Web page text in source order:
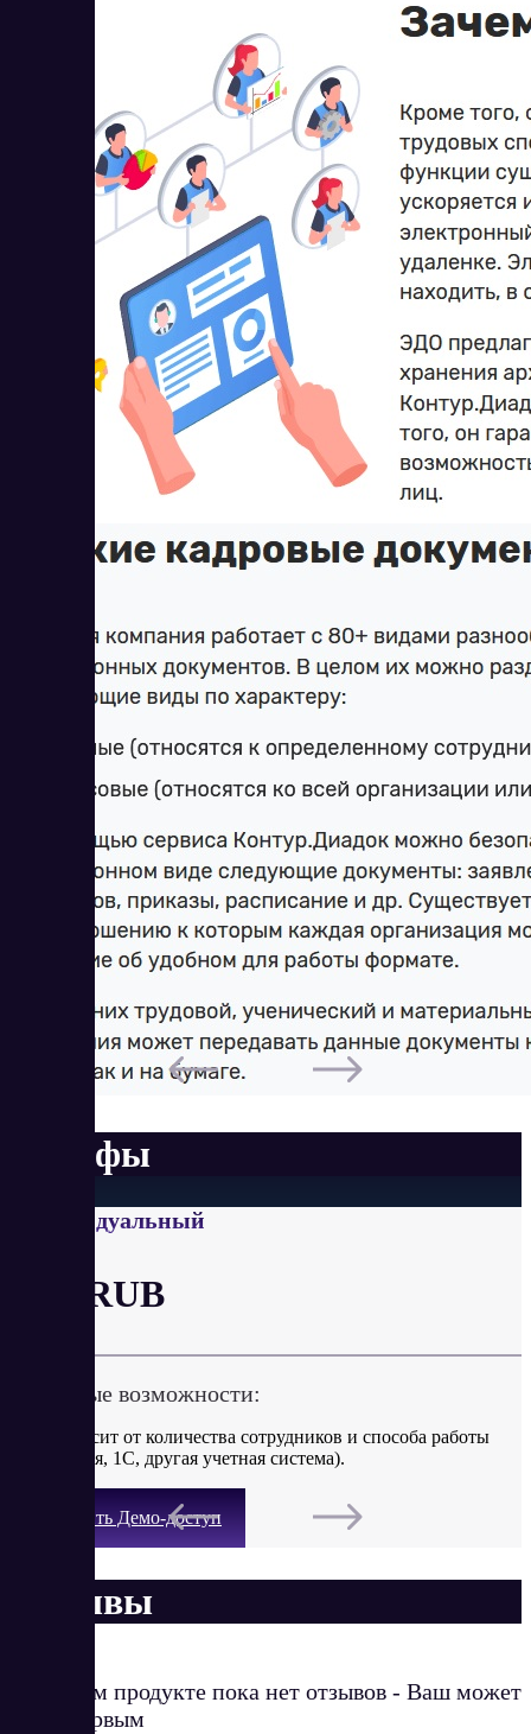
Тарифы
Индивидуальный
от 0 RUB
Ключевые возможности:
​Цена зависит от количества сотрудников и способа работы
(веб-версия, 1С, другая учетная система).​
Получить Демо-доступ
Отзывы
О данном продукте пока нет отзывов - Ваш может
стать первым